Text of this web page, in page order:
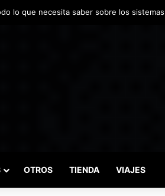
de Invierno de Kartismo
OTROS TIENDA VIAJES